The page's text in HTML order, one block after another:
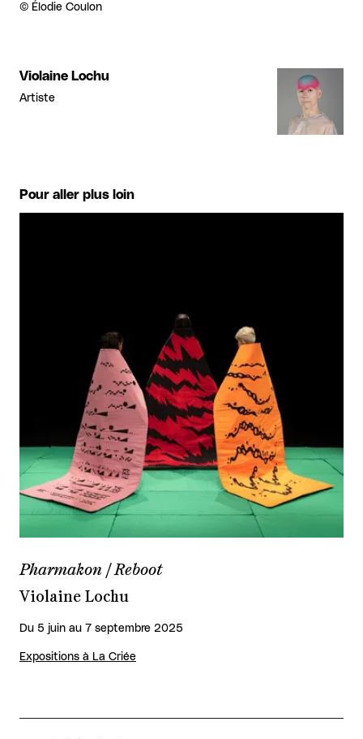
Droits réservés :
© Élodie Coulon
Violaine Lochu
Artiste
Pour aller plus loin
Pharmakon / Reboot
Violaine Lochu
Du 5 juin au 7 septembre 2025
Expositions à La Criée